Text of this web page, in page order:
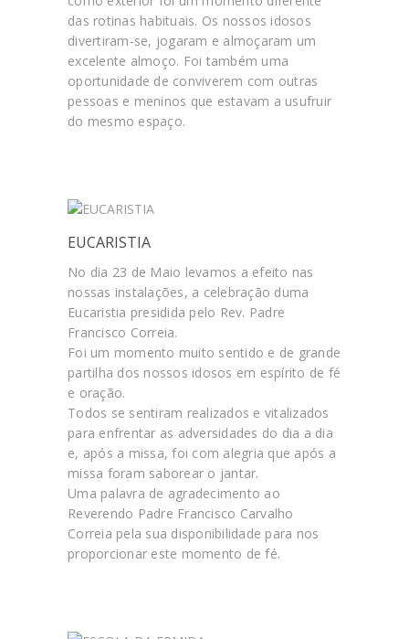
das rotinas habituais. Os nossos idosos
divertiram-se, jogaram e almoçaram um
excelente almoço. Foi também uma
oportunidade de conviverem com outras
pessoas e meninos que estavam a usufruir
do mesmo espaço.
EUCARISTIA
No dia 23 de Maio levamos a efeito nas
nossas instalações, a celebração duma
Eucaristia presidida pelo Rev. Padre
Francisco Correia.
Foi um momento muito sentido e de grande
partilha dos nossos idosos em espírito de fé
e oração.
Todos se sentiram realizados e vitalizados
para enfrentar as adversidades do dia a dia
e, após a missa, foi com alegria que após a
missa foram saborear o jantar.
Uma palavra de agradecimento ao
Reverendo Padre Francisco Carvalho
Correia pela sua disponibilidade para nos
proporcionar este momento de fé.